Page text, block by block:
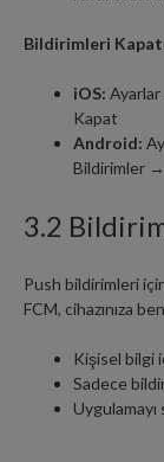
Bildirimleri
iOS:
Kapat
Android:
Bildirimler
3.2
Push bildirimleri
FCM, cihazınıza
Kişisel bilgi
Sadece